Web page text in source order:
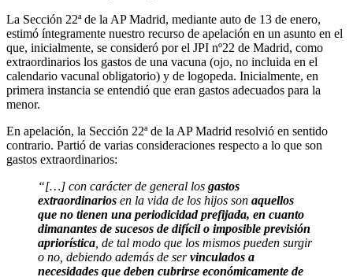
La Sección 22ª de la AP Madrid, mediante auto de 13 de enero,
estimó íntegramente nuestro recurso de apelación en un asunto en el
que, inicialmente, se consideró por el JPI nº22 de Madrid, como
extraordinarios los gastos de una vacuna (ojo, no incluida en el
calendario vacunal obligatorio) y de logopeda. Inicialmente, en
primera instancia se entendió que eran gastos adecuados para la
menor.
En apelación, la Sección 22ª de la AP Madrid resolvió en sentido
contrario. Partió de varias consideraciones respecto a lo que son
gastos extraordinarios:
“[…] con carácter de general los gastos
extraordinarios en la vida de los hijos son aquellos
que no tienen una periodicidad prefijada, en cuanto
dimanantes de sucesos de difícil o imposible previsión
apriorística , de tal modo que los mismos pueden surgir
o no, debiendo además de servinculados a
necesidades que deben cubrirse económicamente de